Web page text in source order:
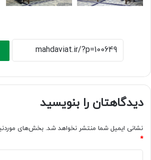
دیدگاهتان را بنویسید
نشانی ایمیل شما منتشر نخواهد شد. بخش‌های
*